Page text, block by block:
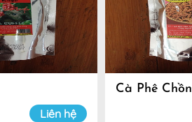
Liên hệ
Cà Phê Chồn